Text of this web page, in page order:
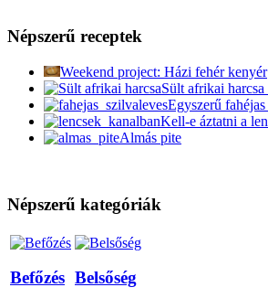
Népszerű receptek
Weekend project: Házi fehér kenyér
Sült afrikai
Egyszerű
Kell-e áztatni a
Almás pite
Népszerű kategóriák
Befőzés Belsőség